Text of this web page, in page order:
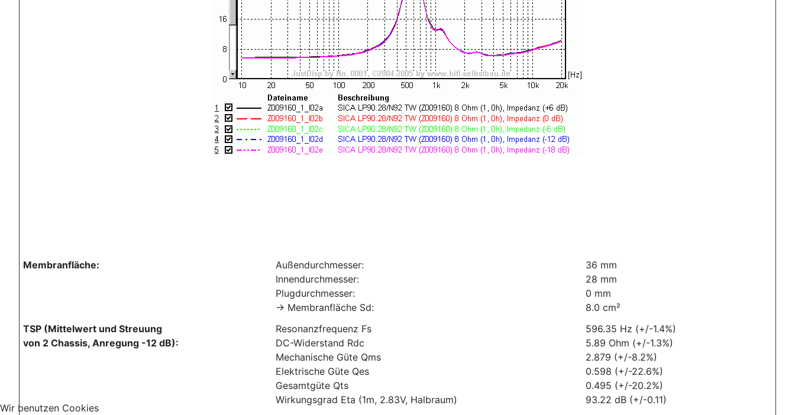
Membranfläche:
Außendurchmesser:
Innendurchmesser:
Plugdurchmesser:
-> Membranfläche Sd:
36 mm
28 mm
0 mm
8.0 cm²
TSP (Mittelwert und Streuung
von 2 Chassis, Anregung -12 dB):
Resonanzfrequenz Fs
DC-Widerstand Rdc
Mechanische Güte Qms
Elektrische Güte Qes
Gesamtgüte Qts
Wirkungsgrad Eta (1m, 2.83V, Halbraum)
596.35 Hz (+/-1.4%)
5.89 Ohm (+/-1.3%)
2.879 (+/-8.2%)
0.598 (+/-22.6%)
0.495 (+/-20.2%)
93.22 dB (+/-0.11)
Wir benutzen Cookies